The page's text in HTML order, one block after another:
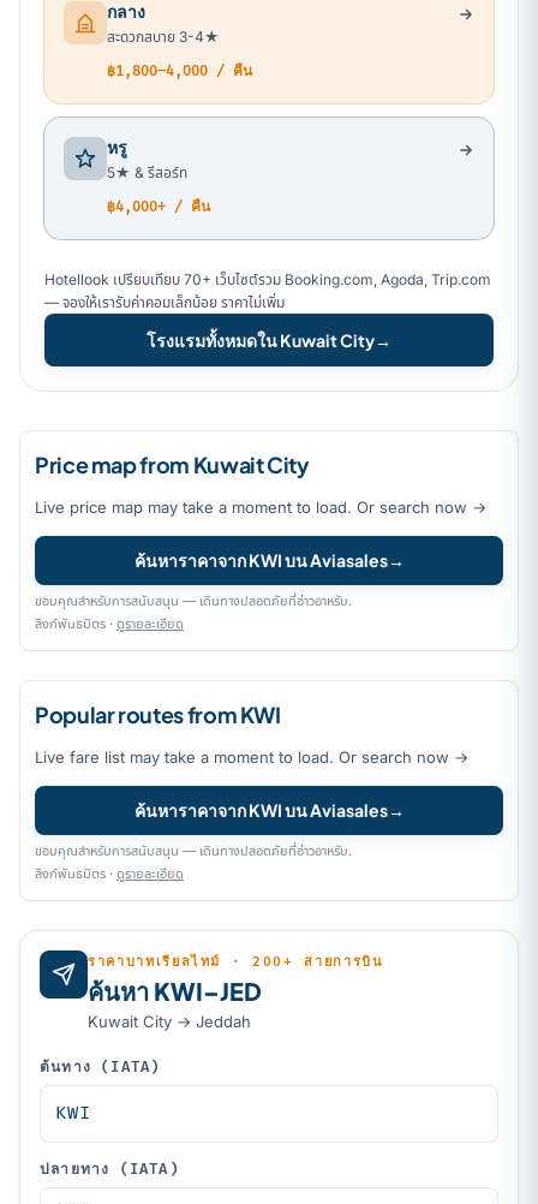
กลาง
สะดวกสบาย 3-4★
฿1,800–4,000 / คืน
หรู
5★ & รีสอร์ท
฿4,000+ / คืน
Hotellook เปรียบเทียบ 70+ เว็บไซต์รวม Booking.com, Agoda, Trip.com
— จองให้เรารับค่าคอมเล็กน้อย ราคาไม่เพิ่ม
โรงแรมทั้งหมดใน Kuwait City→
Price map from Kuwait City
Live price map may take a moment to load. Or search now →
ค้นหาราคาจาก KWI บน Aviasales→
ขอบคุณสำหรับการสนับสนุน — เดินทางปลอดภัยที่อ่าวอาหรับ.
ลิงก์พันธมิตร · ดูรายละเอียด
Popular routes from KWI
Live fare list may take a moment to load. Or search now →
ค้นหาราคาจาก KWI บน Aviasales→
ขอบคุณสำหรับการสนับสนุน — เดินทางปลอดภัยที่อ่าวอาหรับ.
ลิงก์พันธมิตร · ดูรายละเอียด
ราคาบาทเรียลไทม์ · 200+ สายการบิน
ค้นหา KWI–JED
Kuwait City → Jeddah
ต้นทาง (IATA)
ปลายทาง (IATA)